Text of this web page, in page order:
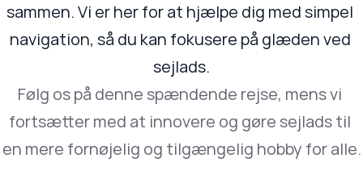
sammen. Vi er her for at hjælpe dig med simpel
navigation, så du kan fokusere på glæden ved
sejlads.
Følg os på denne spændende rejse, mens vi
fortsætter med at innovere og gøre sejlads til
en mere fornøjelig og tilgængelig hobby for alle.